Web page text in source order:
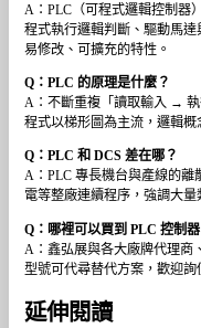
A：PLC（可程式邏輯控制器
程式執行邏輯判斷、驅動馬
易修改、可擴充的特性。
Q：PLC 的原理是什麼？
A：不斷重複「讀取輸入 →
程式以梯形圖為主流，邏輯概
Q：PLC 和 DCS 差在哪？
A：PLC 專長機台與產線的離
電等整廠連續程序，強調大量
Q：哪裡可以買到 PLC 控制器
A：鑫弘展與各大廠牌代理商
型號可代尋替代方案，歡迎詢
延伸閱讀